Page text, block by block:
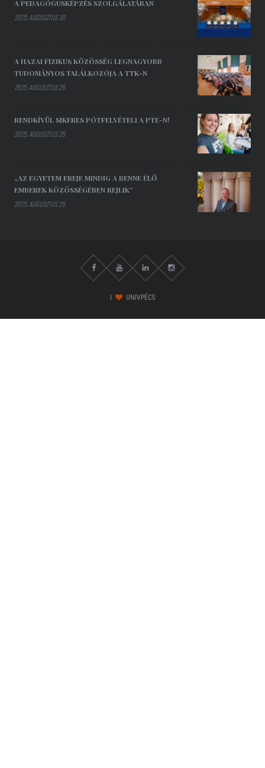
A PEDAGÓGUSKÉPZÉS SZOLGÁLATÁBAN
2025. AUGUSZTUS 30.
A HAZAI FIZIKUS KÖZÖSSÉG LEGNAGYOBB
TUDOMÁNYOS TALÁLKOZÓJA A TTK-N
2025. AUGUSZTUS 29.
RENDKÍVÜL SIKERES PÓTFELVÉTELI A PTE-N!
2025. AUGUSZTUS 29.
„AZ EGYETEM EREJE MINDIG A BENNE ÉLŐ
EMBEREK KÖZÖSSÉGÉBEN REJLIK”
2025. AUGUSZTUS 29.
UNIVPÉCS